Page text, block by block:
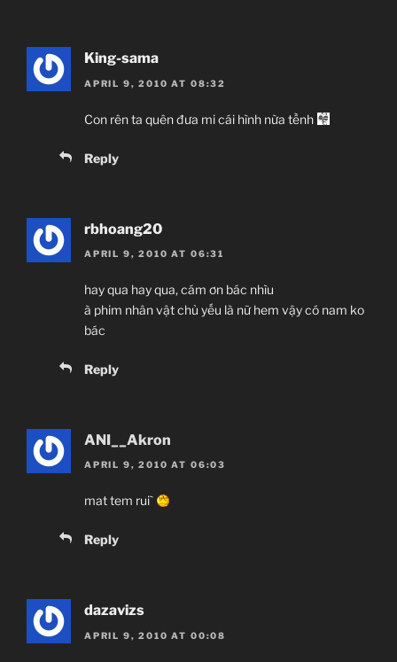
King-sama
APRIL 9, 2010 AT 08:32
Con rên ta quên đưa mi cái hình nừa tềnh
Reply
rbhoang20
APRIL 9, 2010 AT 06:31
hay qua hay qua, cám ơn bác nhìu
à phim nhân vật chủ yếu là nữ hem vậy có nam ko
bác
Reply
ANI__Akron
APRIL 9, 2010 AT 06:03
mat tem rui`
Reply
dazavizs
APRIL 9, 2010 AT 00:08